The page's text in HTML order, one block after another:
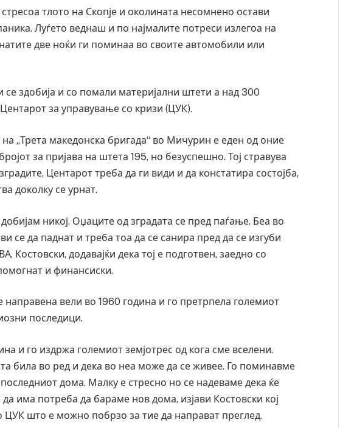
стресоа тлото на Скопје и околината несомнено остави
Луѓето веднаш и по најмалите потреси излегоа на
две ноќи ги поминаа во своите автомобили или
се здобија и со помали материјални штети а над 300
за управување со кризи (ЦУК).
„Трета македонска бригада“ во Мичурин е еден од оние
за пријава на штета 195, но безуспешно. Тој стравува
Центарот треба да ги види и да констатира состојба,
доколку се урнат.
никој. Оџаците од зградата се пред паѓање. Беа во
се да паднат и треба тоа да се санира пред да се изгуби
Костовски, додавајќи дека тој е подготвен, заедно со
и финансиски.
направена вели во 1960 година и го претрпела големиот
последици.
и го издржа големиот земјотрес од кога сме вселени.
била во ред и дека во неа може да се живее. Го поминавме
последниот дома. Малку е стресно но се надеваме дека ќе
има потреба да бараме нов дома, изјави Костовски кој
ЦУК што е можно побрзо за тие да направат преглед.
повредите во ресторан
– експлозивот бил
подарок
Најмалку седум мртви во нападот врз училиште
во Тајланд